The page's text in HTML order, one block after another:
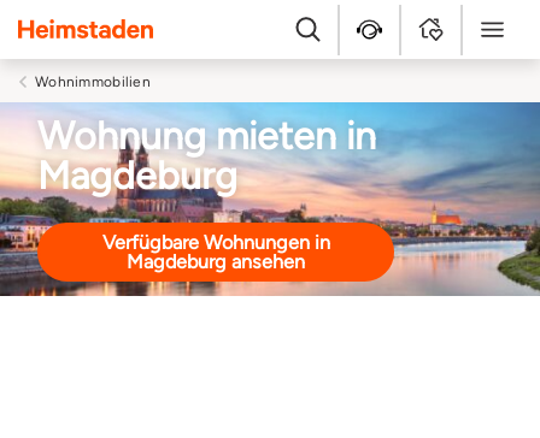
Heimstaden
Suche Kundenservice
MyHomeMenü
Wohnimmobilien
Wohnung mieten in
Magdeburg
Verfügbare Wohnungen in
Magdeburg ansehen